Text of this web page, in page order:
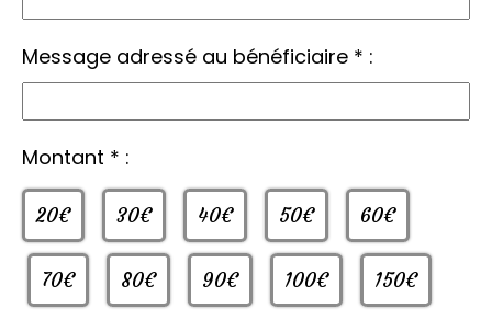
Message adressé au bénéficiaire * :
Montant * :
20€ 30€ 40€ 50€ 60€
70€ 80€ 90€ 100€ 150€